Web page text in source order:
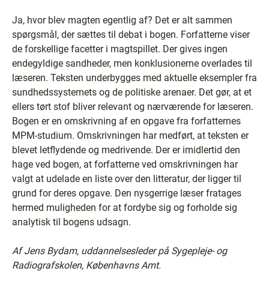
Ja, hvor blev magten egentlig af? Det er alt sammen
spørgsmål, der sættes til debat i bogen. Forfatterne viser
de forskellige facetter i magtspillet. Der gives ingen
endegyldige sandheder, men konklusionerne overlades til
læseren. Teksten underbygges med aktuelle eksempler fra
sundhedssystemets og de politiske arenaer. Det gør, at et
ellers tørt stof bliver relevant og nærværende for læseren.
Bogen er en omskrivning af en opgave fra forfatternes
MPM-studium. Omskrivningen har medført, at teksten er
blevet letflydende og medrivende. Der er imidlertid den
hage ved bogen, at forfatterne ved omskrivningen har
valgt at udelade en liste over den litteratur, der ligger til
grund for deres opgave. Den nysgerrige læser fratages
hermed muligheden for at fordybe sig og forholde sig
analytisk til bogens udsagn.
Af Jens Bydam, uddannelsesleder på Sygepleje- og
Radiografskolen, Københavns Amt.